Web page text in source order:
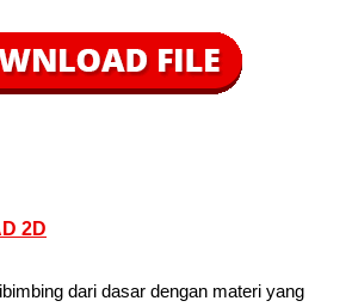
2D
dari dasar dengan materi yang